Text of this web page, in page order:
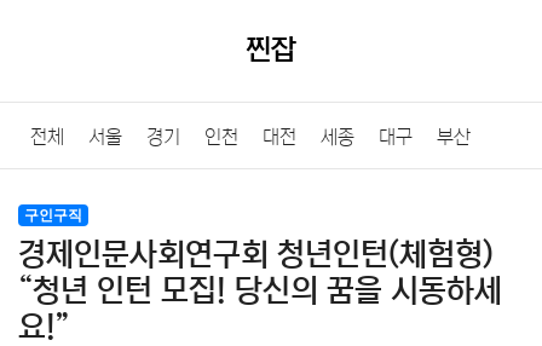
찐잡
전체 서울 경기 인천 대전 세종 대구 부산
울산
전남 제주
구인구직
경제인문사회연구회 청년인턴(체험형)
“청년 인턴 모집! 당신의 꿈을 시동하세
요!”